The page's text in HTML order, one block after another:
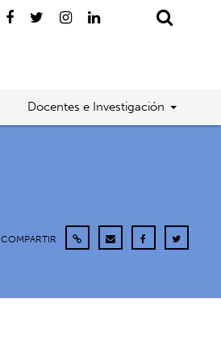
Docentes e Investigación
COMPARTIR